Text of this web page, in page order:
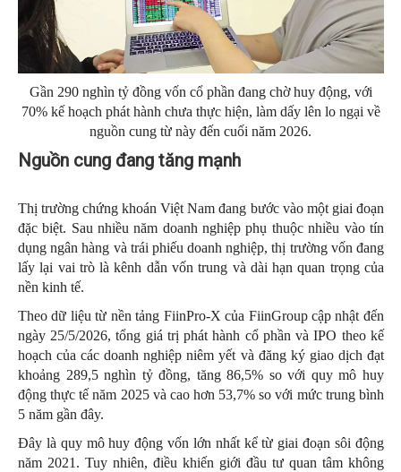
Gần 290 nghìn tỷ đồng vốn cổ phần đang chờ huy động, với
70% kế hoạch phát hành chưa thực hiện, làm dấy lên lo ngại về
nguồn cung từ này đến cuối năm 2026.
Nguồn cung đang tăng mạnh
Thị trường chứng khoán Việt Nam đang bước vào một giai đoạn
đặc biệt. Sau nhiều năm doanh nghiệp phụ thuộc nhiều vào tín
dụng ngân hàng và trái phiếu doanh nghiệp, thị trường vốn đang
lấy lại vai trò là kênh dẫn vốn trung và dài hạn quan trọng của
nền kinh tế.
Theo dữ liệu từ nền tảng FiinPro-X của FiinGroup cập nhật đến
ngày 25/5/2026, tổng giá trị phát hành cổ phần và IPO theo kế
hoạch của các doanh nghiệp niêm yết và đăng ký giao dịch đạt
khoảng 289,5 nghìn tỷ đồng, tăng 86,5% so với quy mô huy
động thực tế năm 2025 và cao hơn 53,7% so với mức trung bình
5 năm gần đây.
Đây là quy mô huy động vốn lớn nhất kể từ giai đoạn sôi động
năm 2021. Tuy nhiên, điều khiến giới đầu tư quan tâm không